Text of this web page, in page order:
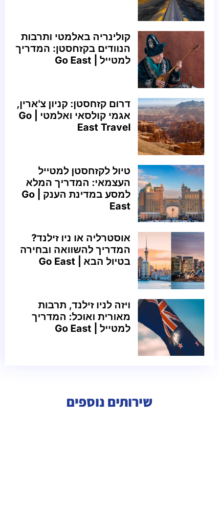
קולינריה באלמטי ותרבות
הנוודים בקזחסטן: המדריך
למטייל | Go East
דרום קזחסטן: קניון צ'ארין,
אגמי קולסאי ואלמטי | Go
East Travel
טיול לקזחסטן למטייל
העצמאי: המדריך המלא
למסע במדינת הענק | Go
East
אוסטרליה או ניו זילנד?
המדריך להשוואה ובחירה
בטיול הבא | Go East
ויזה לניו זילנד, תרבות
מאורית ואוכל: המדריך
למטייל | Go East
שירותים נוספים